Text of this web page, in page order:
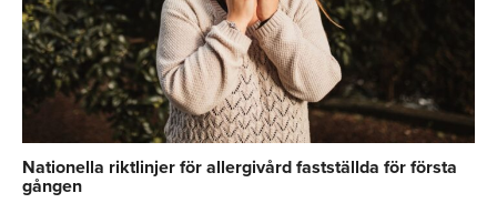
Nationella riktlinjer för allergivård fastställda för första
gången